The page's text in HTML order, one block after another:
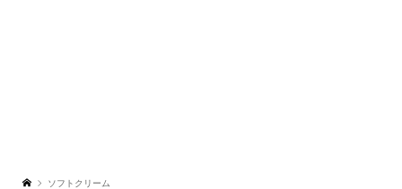
ソフトクリーム